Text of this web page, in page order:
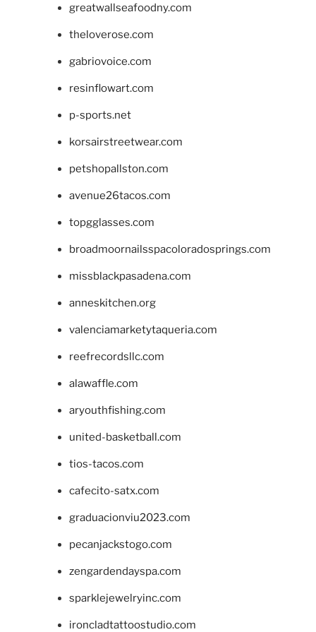
greatwallseafoodny.com
theloverose.com
gabriovoice.com
resinflowart.com
p-sports.net
korsairstreetwear.com
petshopallston.com
avenue26tacos.com
topgglasses.com
broadmoornailsspacoloradosprings.com
missblackpasadena.com
anneskitchen.org
valenciamarketytaqueria.com
reefrecordsllc.com
alawaffle.com
aryouthfishing.com
united-basketball.com
tios-tacos.com
cafecito-satx.com
graduacionviu2023.com
pecanjackstogo.com
zengardendayspa.com
sparklejewelryinc.com
ironcladtattoostudio.com